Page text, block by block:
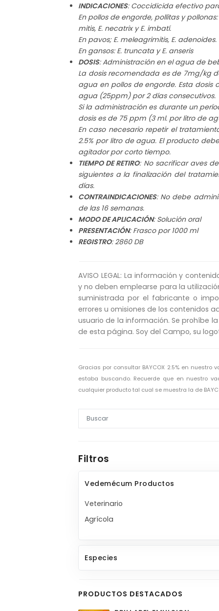
Filtros
Vedemécum Productos
Veterinario
Agrícola
Especies
PRODUCTOS DESTACADOS
INDICACIONES: Coccidicida efectivo
En pollos de engorde, pollitas y
mitis, E. necatrix y E. imbatí.
En pavos; E. meleagrimitis, E. adenoides.
En gansos: E. truncata y E. anseris
DOSIS: Administración en el agua de
La dosis recomendada es de 7mg/kg
agua en pollos de engorde. Esta dosis
agua (25ppm) por 2 días consecutivos.
Si la administración es durante un
dosis es de 75 ppm (3 ml. por litro de
En caso necesario repetir el
2.5% por litro de agua. El producto
agitador por corto tiempo.
TIEMPO DE RETIRO: No sacrificar aves
siguientes a la finalización del
días.
CONTRAINDICACIONES: No debe
de las 16 semanas.
MODO DE APLICACIÓN: Solución oral
PRESENTACIÓN: Frasco por 1000 ml
REGISTRO: 2860 DB
AVISO LEGAL: La información y
y no deben emplearse para la
suministrada por el fabricante o
errores u omisiones de los contenidos
usuario de la información. Se prohíbe
de esta página. Soy del Campo, su
Gracias por consultar BAYCOX 2.5% en nuestro
estaba buscando. Recuerde que en nuestro
cualquier producto tal cual se muestra la de